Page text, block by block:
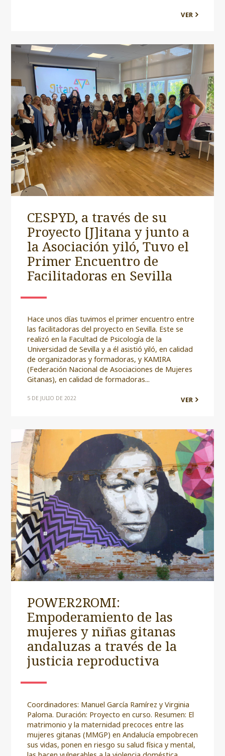
VER
CESPYD, a través de su
Proyecto [J]itana y junto a
la Asociación yiló, Tuvo el
Primer Encuentro de
Facilitadoras en Sevilla
Hace unos días tuvimos el primer encuentro entre
las facilitadoras del proyecto en Sevilla. Este se
realizó en la Facultad de Psicología de la
Universidad de Sevilla y a él asistió yiló, en calidad
de organizadoras y formadoras, y KAMIRA
(Federación Nacional de Asociaciones de Mujeres
Gitanas), en calidad de formadoras...
5 DE JULIO DE 2022 VER
POWER2ROMI:
Empoderamiento de las
mujeres y niñas gitanas
andaluzas a través de la
justicia reproductiva
Coordinadores: Manuel García Ramírez y Virginia
Paloma. Duración: Proyecto en curso. Resumen: El
matrimonio y la maternidad precoces entre las
mujeres gitanas (MMGP) en Andalucía empobrecen
sus vidas, ponen en riesgo su salud física y mental,